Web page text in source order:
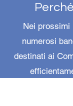
Nei prossimi
numerosi
destinati ai